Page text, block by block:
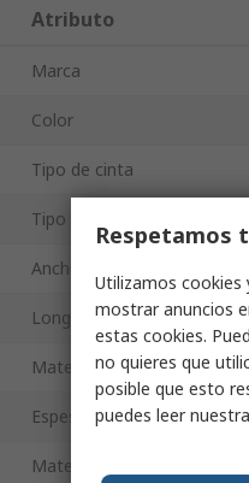
Atributo
Marca
Color
Tipo de cinta
Tipo de producto
Anchura
Longitud
Material del soporte
Espesor
Material adhesivo
Respetamos
Utilizamos cookies
mostrar anuncios
estas cookies.
no quieres que
posible que esto
puedes leer nuestra